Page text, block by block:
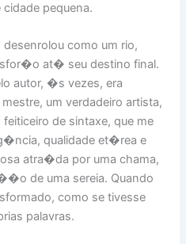
pequena.
como um rio,
at� seu destino final.
autor, �s vezes, era
um verdadeiro artista,
de sintaxe, que me
qualidade et�rea e
atra�da por uma chama,
de uma sereia. Quando
como se tivesse
palavras.